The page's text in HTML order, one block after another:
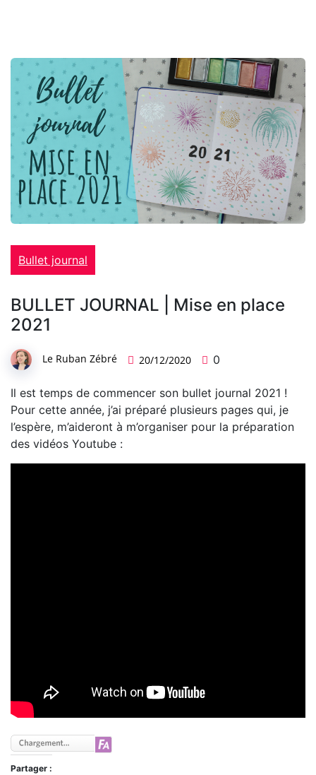
Bullet journal
BULLET JOURNAL | Mise en place
2021
Le Ruban Zébré 20/12/2020 0
Il est temps de commencer son bullet journal 2021 !
Pour cette année, j’ai préparé plusieurs pages qui, je
l’espère, m’aideront à m’organiser pour la préparation
des vidéos Youtube :
Partager :